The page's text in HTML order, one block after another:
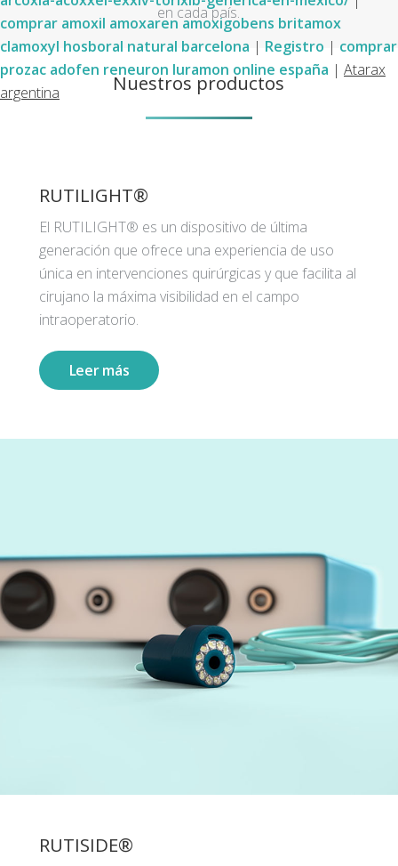
comprar amoxil amoxaren amoxigobens britamox
clamoxyl hosboral natural barcelona | Registro | comprar
prozac adofen reneuron luramon online españa | Atarax
argentina
en cada país.
Nuestros productos
RUTILIGHT®
El RUTILIGHT® es un dispositivo de última
generación que ofrece una experiencia de uso
única en intervenciones quirúrgicas y que facilita al
cirujano la máxima visibilidad en el campo
intraoperatorio.
Leer más
RUTISIDE®